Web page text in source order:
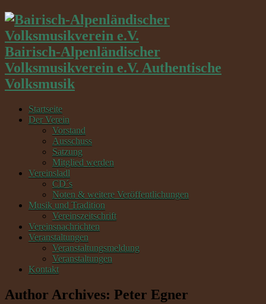
Bairisch-Alpenländischer
Volksmusikverein e.V. Authentische
Volksmusik
Startseite
Der Verein
Vorstand
Ausschuss
Satzung
Mitglied werden
Vereinsladl
CD´s
Noten & weitere Veröffentlichungen
Musik und Tradition
Vereinszeitschrift
Vereinsnachrichten
Veranstaltungen
Veranstaltungsmeldung
Veranstaltungen
Kontakt
Author Archives: Peter Egner